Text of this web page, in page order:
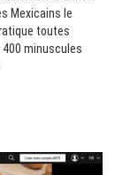
Mexicains le
toutes
minuscules